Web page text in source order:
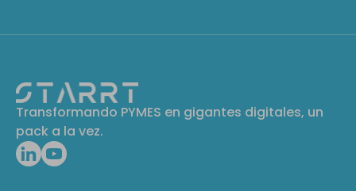
Transformando PYMES en gigantes digitales, un
pack a la vez.